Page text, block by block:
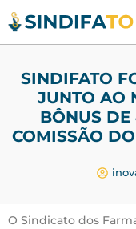
SINDIFATO
JUNTO AO
BÔNUS DE
COMISSÃO
O Sindicato dos